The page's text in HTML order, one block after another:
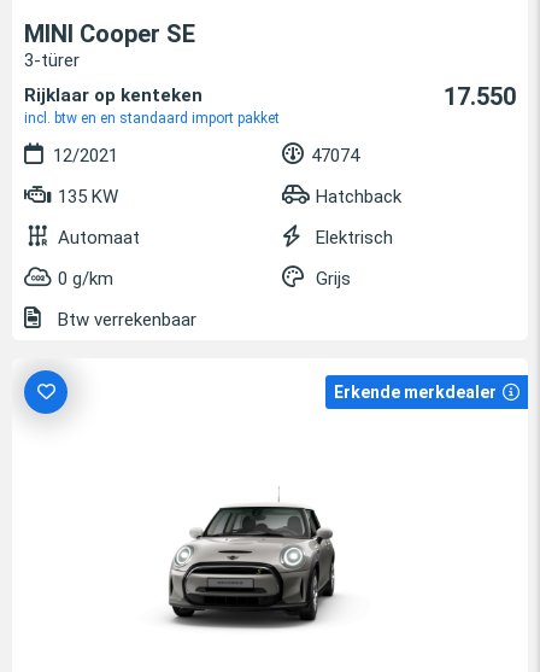
MINI Cooper SE
3-türer
Rijklaar op kenteken
incl. btw en en standaard import pakket
17.550
12/2021
47074
135 KW
Hatchback
Automaat
Elektrisch
0 g/km
Grijs
Btw verrekenbaar
Erkende merkdealer